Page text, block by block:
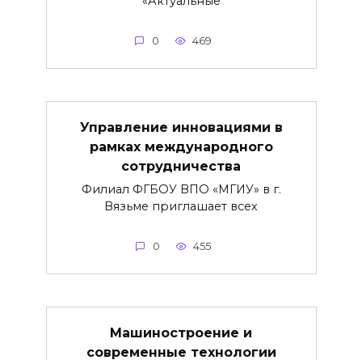
0 469
Управление инновациями в
рамках международного
сотрудничества
Филиал ФГБОУ ВПО «МГИУ» в г.
Вязьме приглашает всех
0 455
Машиностроение и
современные технологии